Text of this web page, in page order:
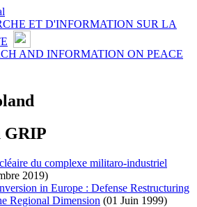
ET D'INFORMATION SUR LA
AND INFORMATION ON PEACE
GRIP
du complexe militaro-industriel
2019)
in Europe : Defense Restructuring
Regional Dimension (01 Juin 1999)